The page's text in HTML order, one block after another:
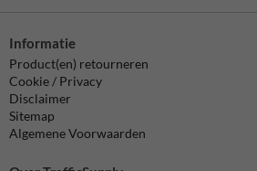
Informatie
Product(en) retourneren
Cookie / Privacy
Disclaimer
Sitemap
Algemene Voorwaarden